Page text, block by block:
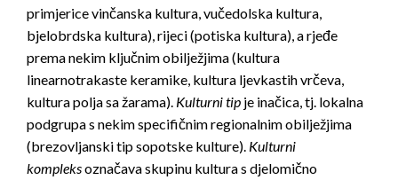
primjerice vinčanska kultura, vučedolska kultura,
bjelobrdska kultura), rijeci (potiska kultura), a rjeđe
prema nekim ključnim obilježjima (kultura
linearnotrakaste keramike, kultura ljevkastih vrčeva,
kultura polja sa žarama). Kulturni tip je inačica, tj. lokalna
podgrupa s nekim specifičnim regionalnim obilježjima
(brezovljanski tip sopotske kulture). Kulturni
kompleksoznačava skupinu kultura s djelomično